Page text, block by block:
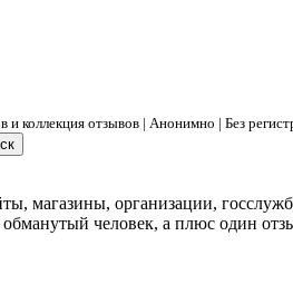
и коллекция отзывов | Анонимно | Без
магазины, организации,
человек, а плюс один